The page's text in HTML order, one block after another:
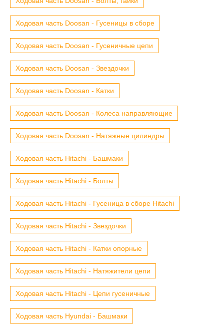
Ходовая часть Doosan - Гусеницы в сборе
Ходовая часть Doosan - Гусеничные цепи
Ходовая часть Doosan - Звездочки
Ходовая часть Doosan - Катки
Ходовая часть Doosan - Колеса направляющие
Ходовая часть Doosan - Натяжные цилиндры
Ходовая часть Hitachi - Башмаки
Ходовая часть Hitachi - Болты
Ходовая часть Hitachi - Гусеница в сборе Hitachi
Ходовая часть Hitachi - Звездочки
Ходовая часть Hitachi - Катки опорные
Ходовая часть Hitachi - Натяжители цепи
Ходовая часть Hitachi - Цепи гусеничные
Ходовая часть Hyundai - Башмаки